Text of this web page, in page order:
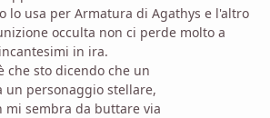
lo usa per Armatura di Agathys e l'altro
occulta non ci perde molto a
in ira.
che sto dicendo che un
un personaggio stellare,
mi sembra da buttare via